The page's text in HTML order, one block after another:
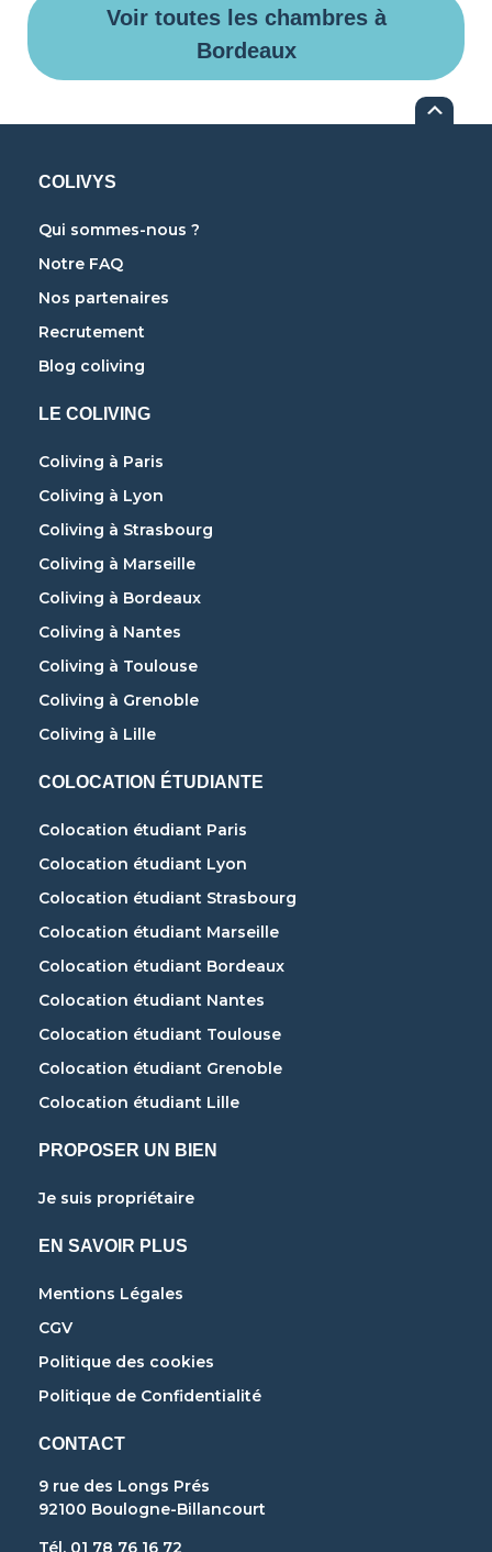
Voir toutes les chambres à
Bordeaux
COLIVYS
Qui sommes-nous ?
Notre FAQ
Nos partenaires
Recrutement
Blog coliving
LE COLIVING
Coliving à Paris
Coliving à Lyon
Coliving à Strasbourg
Coliving à Marseille
Coliving à Bordeaux
Coliving à Nantes
Coliving à Toulouse
Coliving à Grenoble
Coliving à Lille
COLOCATION ÉTUDIANTE
Colocation étudiant Paris
Colocation étudiant Lyon
Colocation étudiant Strasbourg
Colocation étudiant Marseille
Colocation étudiant Bordeaux
Colocation étudiant Nantes
Colocation étudiant Toulouse
Colocation étudiant Grenoble
Colocation étudiant Lille
PROPOSER UN BIEN
Je suis propriétaire
EN SAVOIR PLUS
Mentions Légales
CGV
Politique des cookies
Politique de Confidentialité
CONTACT
9 rue des Longs Prés
92100 Boulogne-Billancourt
Tél. 01 78 76 16 72